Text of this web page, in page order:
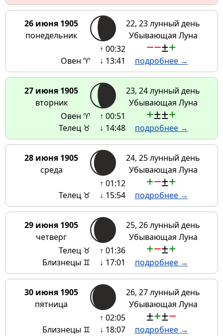
26 июня 1905
понедельник
22, 23 лунный день
Убывающая Луна
Овен ♈
↑ 00:32
↓ 13:41
−−±+
подробнее →
27 июня 1905
вторник
23, 24 лунный день
Убывающая Луна
Овен ♈
Телец ♉
↑ 00:51
↓ 14:48
+±±+
подробнее →
28 июня 1905
среда
24, 25 лунный день
Убывающая Луна
Телец ♉
↑ 01:12
↓ 15:54
+−±+
подробнее →
29 июня 1905
четверг
25, 26 лунный день
Убывающая Луна
Телец ♉
Близнецы ♊
↑ 01:36
↓ 17:01
+−±+
подробнее →
30 июня 1905
пятница
26, 27 лунный день
Убывающая Луна
Близнецы ♊
↑ 02:05
↓ 18:07
±+±−
подробнее →